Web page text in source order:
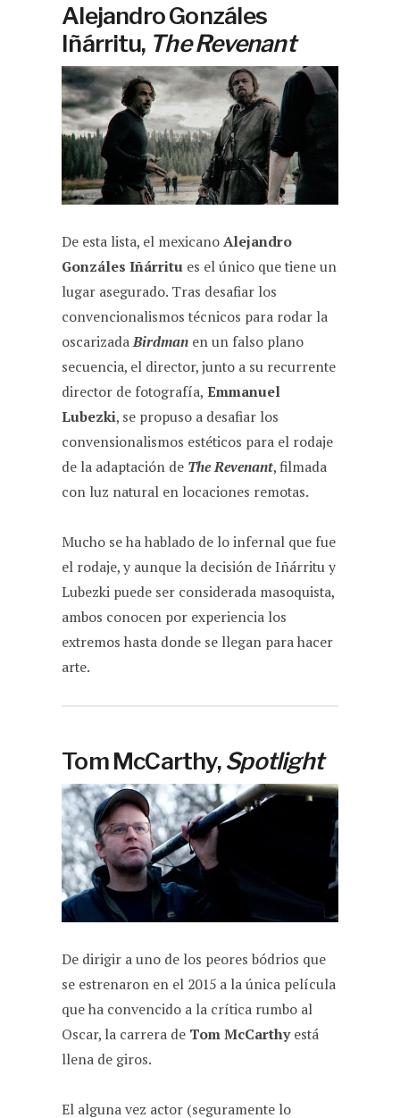
Alejandro Gonzáles
Iñárritu, The Revenant
De esta lista, el mexicanoAlejandro
Gonzáles Iñárritu es el único que tiene un
lugar asegurado. Tras desafiar los
convencionalismos técnicos para rodar la
oscarizadaBirdman en un falso plano
secuencia, el director, junto a su recurrente
director de fotografía, Emmanuel
Lubezki, se propuso a desafiar los
convensionalismos estéticos para el rodaje
de la adaptación de The Revenant, filmada
con luz natural en locaciones remotas.
Mucho se ha hablado de lo infernal que fue
el rodaje, y aunque la decisión de Iñárritu y
Lubezki puede ser considerada masoquista,
ambos conocen por experiencia los
extremos hasta donde se llegan para hacer
arte.
Tom McCarthy,Spotlight
De dirigir a uno de los peores bódrios que
se estrenaron en el 2015 a la única película
que ha convencido a la crítica rumbo al
Oscar, la carrera de Tom McCarthyestá
llena de giros.
El alguna vez actor (seguramente lo